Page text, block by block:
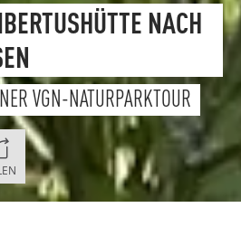
NACH
VGN-NATURPARKTOUR